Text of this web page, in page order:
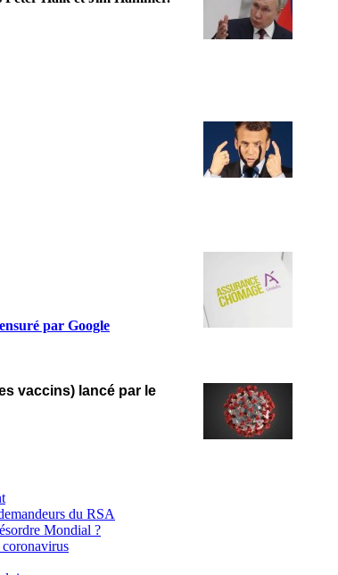
par Google
vaccins) lancé par le
du RSA
Mondial ?